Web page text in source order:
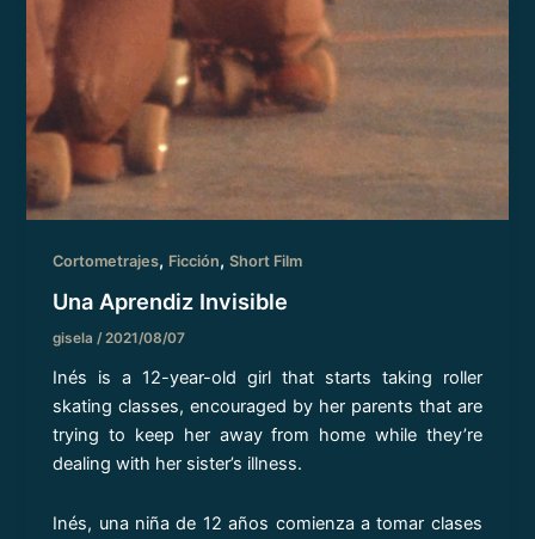
Cortometrajes, Ficción,Short Film
Una Aprendiz Invisible
gisela/2021/08/07
Inés is a 12-year-old girl that starts taking roller
skating classes, encouraged by her parents that are
trying to keep her away from home while they’re
dealing with her sister’s illness.
Inés, una niña de 12 años comienza a tomar clases